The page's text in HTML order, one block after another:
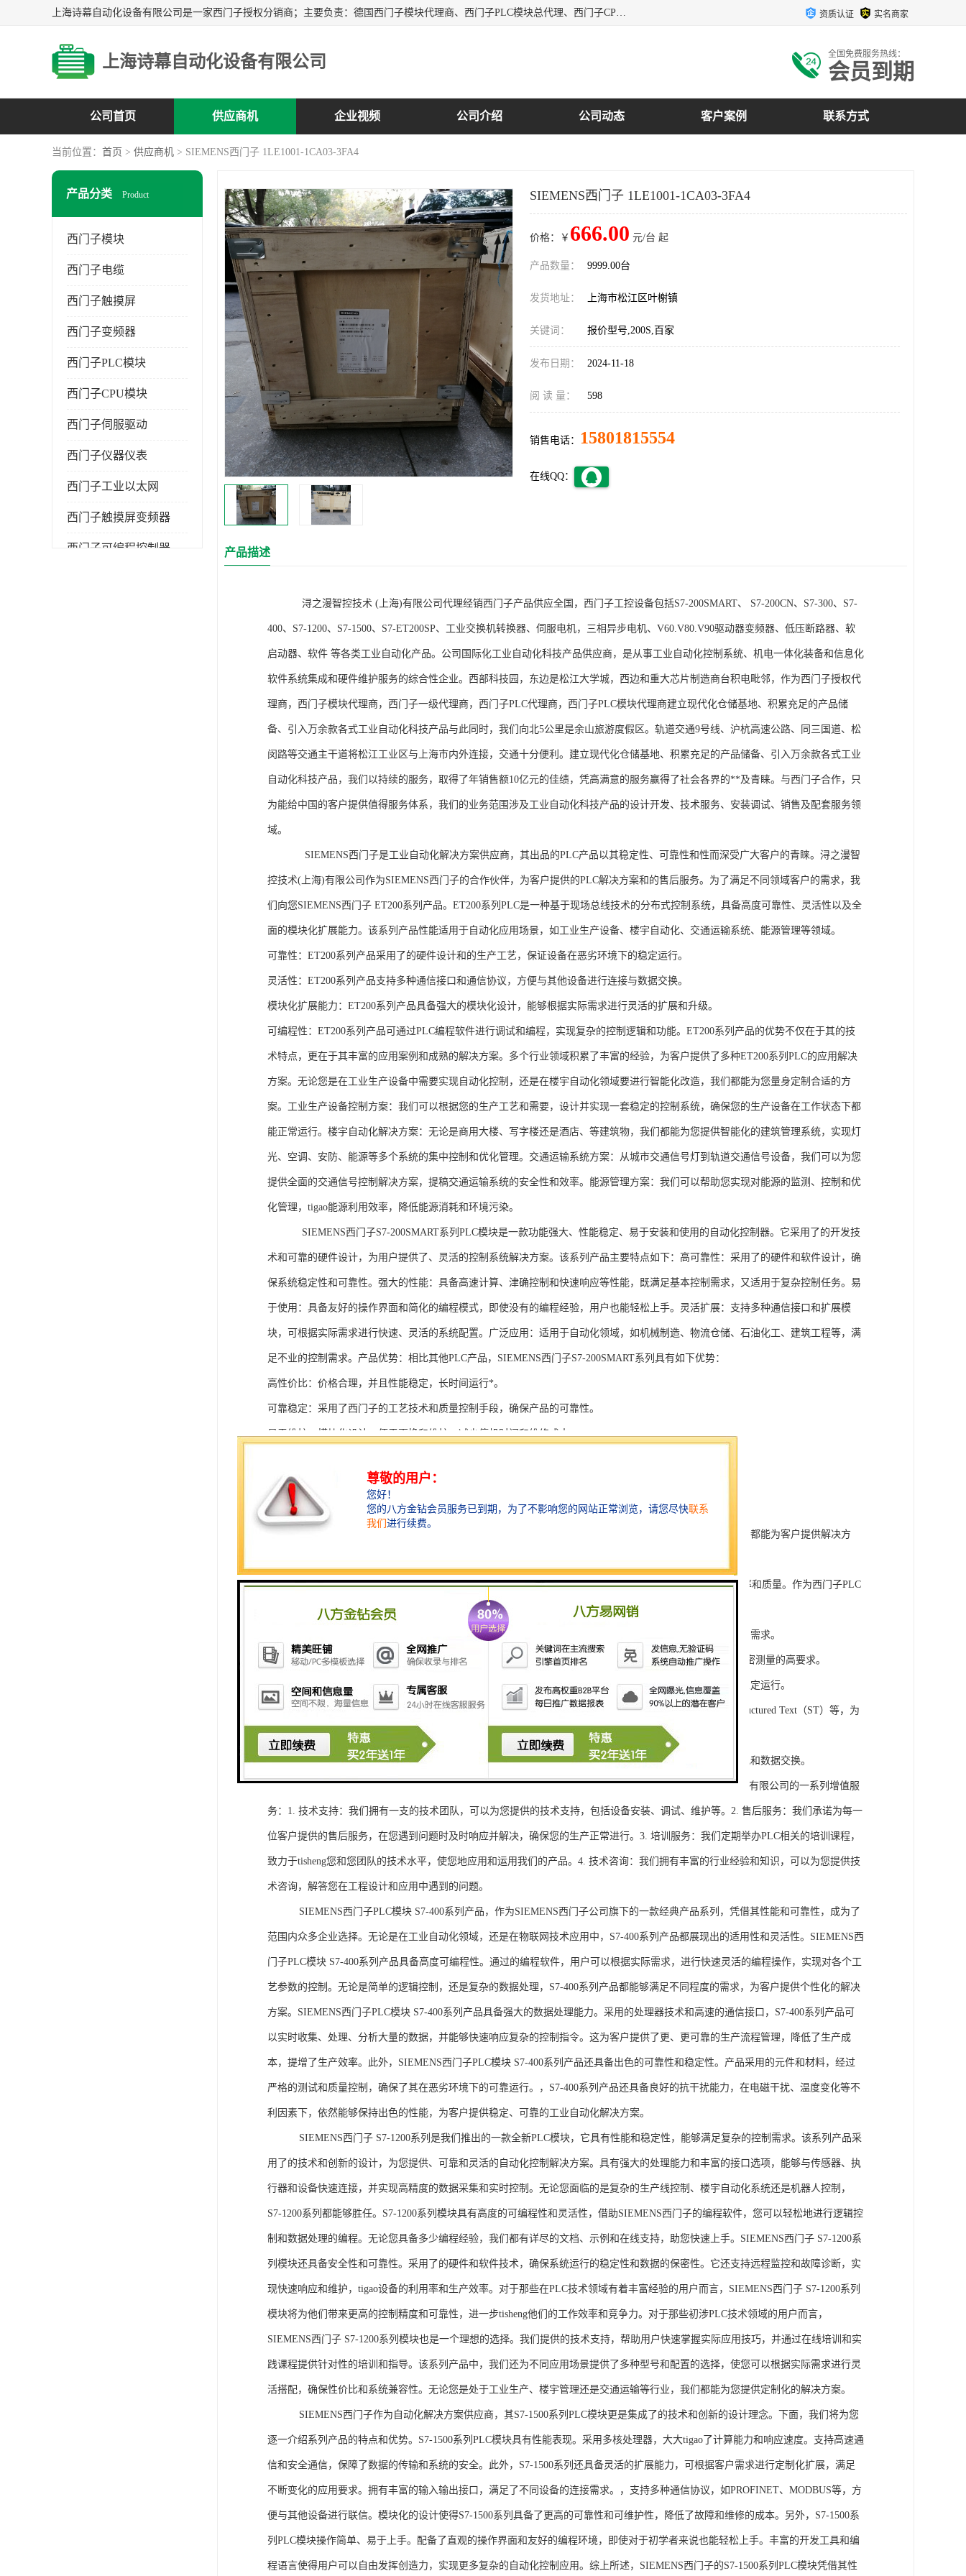
上海诗幕自动化设备有限公司是一家西门子授权分销商；主要负责：德国西门子模块代理商、西门子PLC模块总代理、西门子CPU模块代理商、西门子电缆代理、西门子触摸屏变频器总代理等专销售西门子各系列产品；实体公司，诚信经营，价格优势，品质保证，库存量大，供应！ 资质认证 实名商家
上海诗幕自动化设备有限公司 全国免费服务热线：
会员到期
公司首页 供应商机 企业视频 公司介绍 公司动态 客户案例 联系方式
当前位置： 首页 > 供应商机 > SIEMENS西门子 1LE1001-1CA03-3FA4
产品分类 Product
西门子模块
西门子电缆
西门子触摸屏
西门子变频器
西门子PLC模块
西门子CPU模块
西门子伺服驱动
西门子仪器仪表
西门子工业以太网
西门子触摸屏变频器
西门子可编程控制器
SIEMENS西门子 1LE1001-1CA03-3FA4
价格：￥ 666.00 元/台 起
产品数量： 9999.00台
发货地址： 上海市松江区叶榭镇
关键词： 报价型号,200S,百家
发布日期： 2024-11-18
阅 读 量： 598
销售电话： 15801815554
在线QQ：
产品描述
浔之漫智控技术 (上海)有限公司代理经销西门子产品供应全国，西门子工控设备包括S7-200SMART、 S7-200CN、S7-300、S7-
400、S7-1200、S7-1500、S7-ET200SP、工业交换机转换器、伺服电机，三相异步电机、V60.V80.V90驱动器变频器、低压断路器、软
启动器、软件 等各类工业自动化产品。公司国际化工业自动化科技产品供应商，是从事工业自动化控制系统、机电一体化装备和信息化
软件系统集成和硬件维护服务的综合性企业。西部科技园，东边是松江大学城，西边和重大芯片制造商台积电毗邻，作为西门子授权代
理商，西门子模块代理商，西门子一级代理商，西门子PLC代理商，西门子PLC模块代理商建立现代化仓储基地、积累充足的产品储
备、引入万余款各式工业自动化科技产品与此同时，我们向北5公里是余山旅游度假区。轨道交通9号线、沪杭高速公路、同三国道、松
闵路等交通主干道将松江工业区与上海市内外连接，交通十分便利。建立现代化仓储基地、积累充足的产品储备、引入万余款各式工业
自动化科技产品，我们以持续的服务，取得了年销售额10亿元的佳绩，凭高满意的服务赢得了社会各界的**及青睐。与西门子合作，只
为能给中国的客户提供值得服务体系，我们的业务范围涉及工业自动化科技产品的设计开发、技术服务、安装调试、销售及配套服务领
域。
SIEMENS西门子是工业自动化解决方案供应商，其出品的PLC产品以其稳定性、可靠性和性而深受广大客户的青睐。浔之漫智
控技术(上海)有限公司作为SIEMENS西门子的合作伙伴，为客户提供的PLC解决方案和的售后服务。为了满足不同领域客户的需求，我
们向您SIEMENS西门子 ET200系列产品。ET200系列PLC是一种基于现场总线技术的分布式控制系统，具备高度可靠性、灵活性以及全
面的模块化扩展能力。该系列产品性能适用于自动化应用场景，如工业生产设备、楼宇自动化、交通运输系统、能源管理等领域。
可靠性：ET200系列产品采用了的硬件设计和的生产工艺，保证设备在恶劣环境下的稳定运行。
灵活性：ET200系列产品支持多种通信接口和通信协议，方便与其他设备进行连接与数据交换。
模块化扩展能力：ET200系列产品具备强大的模块化设计，能够根据实际需求进行灵活的扩展和升级。
可编程性：ET200系列产品可通过PLC编程软件进行调试和编程，实现复杂的控制逻辑和功能。ET200系列产品的优势不仅在于其的技
术特点，更在于其丰富的应用案例和成熟的解决方案。多个行业领域积累了丰富的经验，为客户提供了多种ET200系列PLC的应用解决
方案。无论您是在工业生产设备中需要实现自动化控制，还是在楼宇自动化领域要进行智能化改造，我们都能为您量身定制合适的方
案。工业生产设备控制方案：我们可以根据您的生产工艺和需要，设计并实现一套稳定的控制系统，确保您的生产设备在工作状态下都
能正常运行。楼宇自动化解决方案：无论是商用大楼、写字楼还是酒店、等建筑物，我们都能为您提供智能化的建筑管理系统，实现灯
光、空调、安防、能源等多个系统的集中控制和优化管理。交通运输系统方案：从城市交通信号灯到轨道交通信号设备，我们可以为您
提供全面的交通信号控制解决方案，提稿交通运输系统的安全性和效率。能源管理方案：我们可以帮助您实现对能源的监测、控制和优
化管理，tigao能源利用效率，降低能源消耗和环境污染。
SIEMENS西门子S7-200SMART系列PLC模块是一款功能强大、性能稳定、易于安装和使用的自动化控制器。它采用了的开发技
术和可靠的硬件设计，为用户提供了、灵活的控制系统解决方案。该系列产品主要特点如下：高可靠性：采用了的硬件和软件设计，确
保系统稳定性和可靠性。强大的性能：具备高速计算、津确控制和快速响应等性能，既满足基本控制需求，又适用于复杂控制任务。易
于使用：具备友好的操作界面和简化的编程模式，即使没有的编程经验，用户也能轻松上手。灵活扩展：支持多种通信接口和扩展模
块，可根据实际需求进行快速、灵活的系统配置。广泛应用：适用于自动化领域，如机械制造、物流仓储、石油化工、建筑工程等，满
足不业的控制需求。产品优势：相比其他PLC产品，SIEMENS西门子S7-200SMART系列具有如下优势：
高性价比：价格合理，并且性能稳定，长时间运行*。
可靠稳定：采用了西门子的工艺技术和质量控制手段，确保产品的可靠性。
易于维护：模块化设计，便于更换和维护，减少停机时间和维修成本。
灵活配置：多种通信接口和编程模式可选，满足不同用户的个性化要求。
快速部署：配备了完善的软件工具和技术支持，可快速部署系统，缩短项目周期。
在智能科技、自动化科技和机电领域内有着到的见解。无论是提供技术咨询，还是进行技术开发和转让，我们都能为客户提供解决方
SIEMENS西门子PLC模块S7-300系列产品是一系列高可靠性、高性能的工控设备，旨在tisheng生产效率和质量。作为西门子PLC
系列中的重要组成部分，S7-300系列产品具有以下突出特点：
1. 灵活性和可扩展性：S7-300系列产品设计特，可根据客户需求灵活配置输入输出模块，满足不同规模工程的需求。
2. 高速、高精度的模拟量输入输出：S7-300系列产品支持多达8个模拟量输入输出通道，可满足对于控制和精密测量的高要求。
3. 高可靠性和稳定性：S7-300系列产品采用的硬件和软件技术，具有高度可靠性和稳定性，保证系统的长期稳定运行。
4. 灵活可编程：S7-300系列产品采用TIA Portal开发环境，支持多种编程语言，如Ladder Diagram（LD）、Structured Text（ST）等，为
工程师提供了更多编程选择。
5. 可靠的通讯接口：S7-300系列产品配备丰富的通讯接口，可与其他工控设备无缝集成，实现设备之间的通讯和数据交换。
购买SIEMENS西门子PLC模块S7-300系列产品，不仅获得了可靠的工控设备，还将获得浔之漫智控技术(上海)有限公司的一系列增值服
务：1. 技术支持：我们拥有一支的技术团队，可以为您提供的技术支持，包括设备安装、调试、维护等。2. 售后服务：我们承诺为每一
位客户提供的售后服务，在您遇到问题时及时响应并解决，确保您的生产正常进行。3. 培训服务：我们定期举办PLC相关的培训课程，
致力于tisheng您和您团队的技术水平，使您地应用和运用我们的产品。4. 技术咨询：我们拥有丰富的行业经验和知识，可以为您提供技
术咨询，解答您在工程设计和应用中遇到的问题。
SIEMENS西门子PLC模块 S7-400系列产品，作为SIEMENS西门子公司旗下的一款经典产品系列，凭借其性能和可靠性，成为了
范围内众多企业选择。无论是在工业自动化领域，还是在物联网技术应用中，S7-400系列产品都展现出的适用性和灵活性。SIEMENS西
门子PLC模块 S7-400系列产品具备高度可编程性。通过的编程软件，用户可以根据实际需求，进行快速灵活的编程操作，实现对各个工
艺参数的控制。无论是简单的逻辑控制，还是复杂的数据处理，S7-400系列产品都能够满足不同程度的需求，为客户提供个性化的解决
方案。SIEMENS西门子PLC模块 S7-400系列产品具备强大的数据处理能力。采用的处理器技术和高速的通信接口，S7-400系列产品可
以实时收集、处理、分析大量的数据，并能够快速响应复杂的控制指令。这为客户提供了更、更可靠的生产流程管理，降低了生产成
本，提增了生产效率。此外，SIEMENS西门子PLC模块 S7-400系列产品还具备出色的可靠性和稳定性。产品采用的元件和材料，经过
严格的测试和质量控制，确保了其在恶劣环境下的可靠运行。，S7-400系列产品还具备良好的抗干扰能力，在电磁干扰、温度变化等不
利因素下，依然能够保持出色的性能，为客户提供稳定、可靠的工业自动化解决方案。
SIEMENS西门子 S7-1200系列是我们推出的一款全新PLC模块，它具有性能和稳定性，能够满足复杂的控制需求。该系列产品采
用了的技术和创新的设计，为您提供、可靠和灵活的自动化控制解决方案。具有强大的处理能力和丰富的接口选项，能够与传感器、执
行器和设备快速连接，并实现高精度的数据采集和实时控制。无论您面临的是复杂的生产线控制、楼宇自动化系统还是机器人控制，
S7-1200系列都能够胜任。S7-1200系列模块具有高度的可编程性和灵活性，借助SIEMENS西门子的编程软件，您可以轻松地进行逻辑控
制和数据处理的编程。无论您具备多少编程经验，我们都有详尽的文档、示例和在线支持，助您快速上手。SIEMENS西门子 S7-1200系
列模块还具备安全性和可靠性。采用了的硬件和软件技术，确保系统运行的稳定性和数据的保密性。它还支持远程监控和故障诊断，实
现快速响应和维护，tigao设备的利用率和生产效率。对于那些在PLC技术领域有着丰富经验的用户而言，SIEMENS西门子 S7-1200系列
模块将为他们带来更高的控制精度和可靠性，进一步tisheng他们的工作效率和竞争力。对于那些初涉PLC技术领域的用户而言，
SIEMENS西门子 S7-1200系列模块也是一个理想的选择。我们提供的技术支持，帮助用户快速掌握实际应用技巧，并通过在线培训和实
践课程提供针对性的培训和指导。该系列产品中，我们还为不同应用场景提供了多种型号和配置的选择，使您可以根据实际需求进行灵
活搭配，确保性价比和系统兼容性。无论您是处于工业生产、楼宇管理还是交通运输等行业，我们都能为您提供定制化的解决方案。
SIEMENS西门子作为自动化解决方案供应商，其S7-1500系列PLC模块更是集成了的技术和创新的设计理念。下面，我们将为您
逐一介绍系列产品的特点和优势。S7-1500系列PLC模块具有性能表现。采用多核处理器，大大tigao了计算能力和响应速度。支持高速通
信和安全通信，保障了数据的传输和系统的安全。此外，S7-1500系列还具备灵活的扩展能力，可根据客户需求进行定制化扩展，满足
不断变化的应用要求。拥有丰富的输入输出接口，满足了不同设备的连接需求。，支持多种通信协议，如PROFINET、MODBUS等，方
便与其他设备进行联信。模块化的设计使得S7-1500系列具备了更高的可靠性和可维护性，降低了故障和维修的成本。另外，S7-1500系
列PLC模块操作简单、易于上手。配备了直观的操作界面和友好的编程环境，即使对于初学者来说也能轻松上手。丰富的开发工具和编
程语言使得用户可以自由发挥创造力，实现更多复杂的自动化控制应用。综上所述，SIEMENS西门子的S7-1500系列PLC模块凭借其性